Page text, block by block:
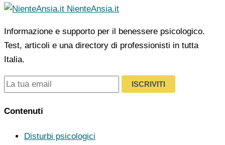
NienteAnsia.it
Informazione e supporto per il benessere psicologico.
Test, articoli e una directory di professionisti in tutta
Italia.
ISCRIVITI
Contenuti
Disturbi psicologici